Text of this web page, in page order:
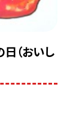
（おいし